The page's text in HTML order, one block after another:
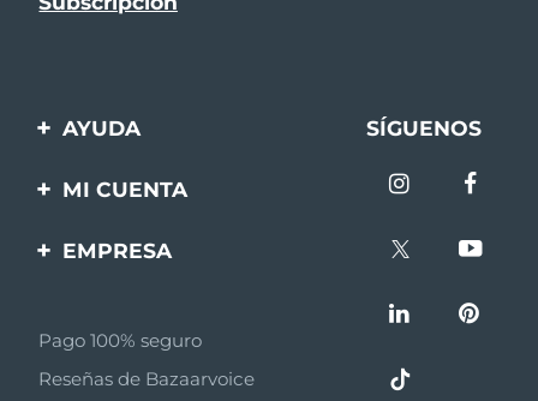
AYUDA
Contáctanos
batería
SÍGUENOS
MI CUENTA
Registro de productos
EMPRESA
Afiliados
Noticias de afiliados
Pago 100% seguro
Reseñas de Bazaarvoice